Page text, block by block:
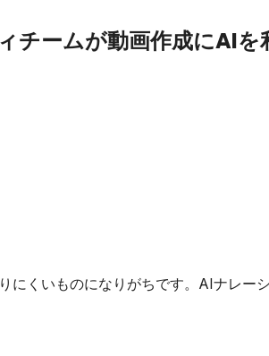
チームが動画作成にAIを
にくいものになりがちです。AIナレ